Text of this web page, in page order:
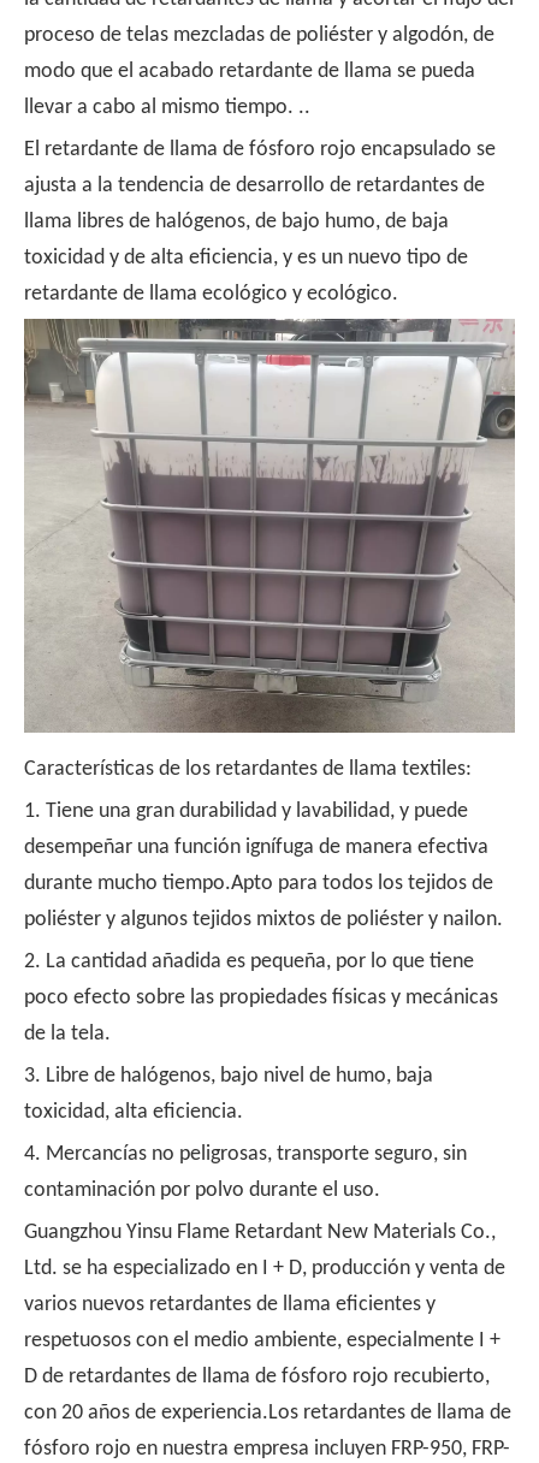
proceso de telas mezcladas de poliéster y algodón, de
modo que el acabado retardante de llama se pueda
llevar a cabo al mismo tiempo. ..
El retardante de llama de fósforo rojo encapsulado se
ajusta a la tendencia de desarrollo de retardantes de
llama libres de halógenos, de bajo humo, de baja
toxicidad y de alta eficiencia, y es un nuevo tipo de
retardante de llama ecológico y ecológico.
Características de los retardantes de llama textiles:
1. Tiene una gran durabilidad y lavabilidad, y puede
desempeñar una función ignífuga de manera efectiva
durante mucho tiempo.Apto para todos los tejidos de
poliéster y algunos tejidos mixtos de poliéster y nailon.
2. La cantidad añadida es pequeña, por lo que tiene
poco efecto sobre las propiedades físicas y mecánicas
de la tela.
3. Libre de halógenos, bajo nivel de humo, baja
toxicidad, alta eficiencia.
4. Mercancías no peligrosas, transporte seguro, sin
contaminación por polvo durante el uso.
Guangzhou Yinsu Flame Retardant New Materials Co.,
Ltd. se ha especializado en I + D, producción y venta de
varios nuevos retardantes de llama eficientes y
respetuosos con el medio ambiente, especialmente I +
D de retardantes de llama de fósforo rojo recubierto,
con 20 años de experiencia.Los retardantes de llama de
fósforo rojo en nuestra empresa incluyen FRP-950, FRP-